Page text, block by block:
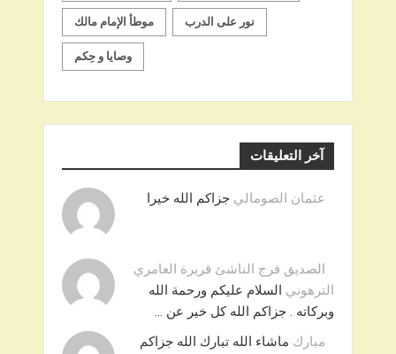
موطأ الإمام مالك نور على الدرب
وصايا و حِكم
آخر التعليقات
عثمان الصومالي جزاكم الله خيرا
الصديق فرج الناشئ قريرة العامري
الترهوني السلام عليكم ورحمة الله
وبركاته . جزاكم الله كل خير عن …
مبارك ماشاء الله تبارك الله جزاكم